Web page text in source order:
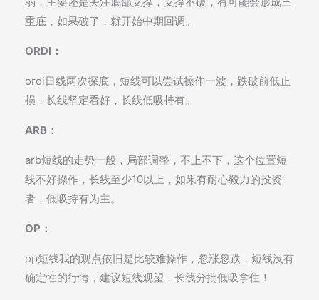
重底，如果破了，就开始中期回调。
ORDI：
ordi日线两次探底，短线可以尝试操作一波，跌破前低止
损，长线坚定看好，长线低吸持有。
ARB：
arb短线的走势一般，局部调整，不上不下，这个位置短
线不好操作，长线至少10以上，如果有耐心毅力的投资
者，低吸持有为主。
OP：
op短线我的观点依旧是比较难操作，忽涨忽跌，短线没有
确定性的行情，建议短线观望，长线分批低吸拿住！